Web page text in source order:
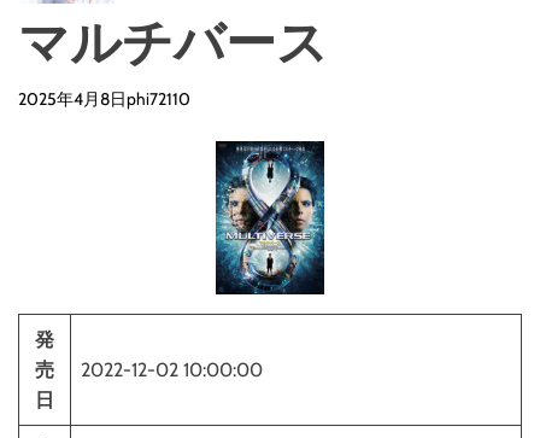
c
o
o
マルチバース
2025年4月8日phi72110
発
売
日
2022-12-02 10:00:00